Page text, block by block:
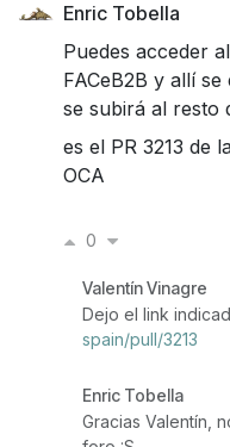
Enric Tobella
Puedes acceder
FACeB2B y allí
se subirá al resto
es el PR 3213 de
OCA
0
Valentín Vinagre
Dejo el link
spain/pull/3213
Enric Tobella
Gracias Valentín,